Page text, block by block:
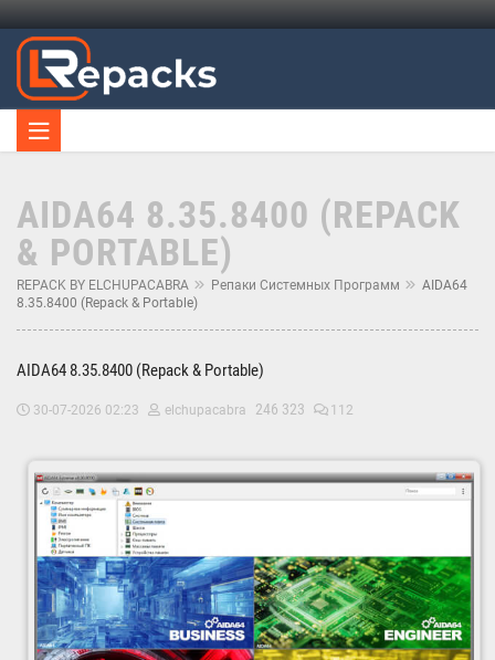
AIDA64 8.35.8400 (REPACK
& PORTABLE)
REPACK BY ELCHUPACABRA Репаки Системных Программ
AIDA64
8.35.8400 (Repack & Portable)
AIDA64 8.35.8400 (Repack & Portable)
30-07-2026 02:23 elchupacabra 246 323 112